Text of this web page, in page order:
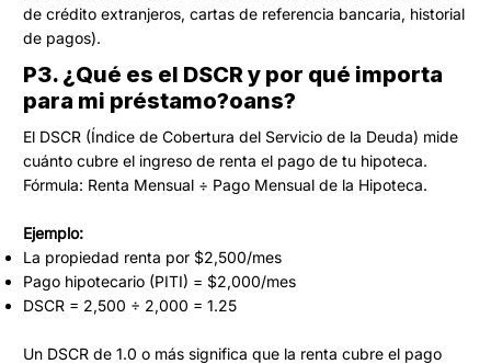
de crédito extranjeros, cartas de referencia bancaria, historial
de pagos).
P3. ¿Qué es el DSCR y por qué importa
para mi préstamo?oans?
El DSCR (Índice de Cobertura del Servicio de la Deuda) mide
cuánto cubre el ingreso de renta el pago de tu hipoteca.
Fórmula: Renta Mensual ÷ Pago Mensual de la Hipoteca.
Ejemplo:
La propiedad renta por $2,500/mes
Pago hipotecario (PITI) = $2,000/mes
DSCR = 2,500 ÷ 2,000 = 1.25
Un DSCR de 1.0 o más significa que la renta cubre el pago